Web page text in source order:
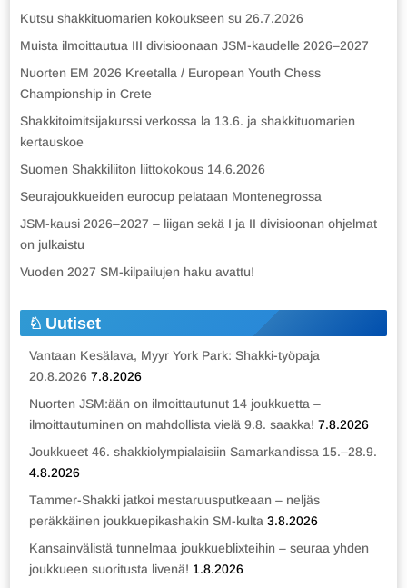
Kutsu shakkituomarien kokoukseen su 26.7.2026
Muista ilmoittautua III divisioonaan JSM-kaudelle 2026–2027
Nuorten EM 2026 Kreetalla / European Youth Chess
Championship in Crete
Shakkitoimitsijakurssi verkossa la 13.6. ja shakkituomarien
kertauskoe
Suomen Shakkiliiton liittokokous 14.6.2026
Seurajoukkueiden eurocup pelataan Montenegrossa
JSM-kausi 2026–2027 – liigan sekä I ja II divisioonan ohjelmat
on julkaistu
Vuoden 2027 SM-kilpailujen haku avattu!
Uutiset
Vantaan Kesälava, Myyr York Park: Shakki-työpaja
20.8.2026 7.8.2026
Nuorten JSM:ään on ilmoittautunut 14 joukkuetta –
ilmoittautuminen on mahdollista vielä 9.8. saakka! 7.8.2026
Joukkueet 46. shakkiolympialaisiin Samarkandissa 15.–28.9.
4.8.2026
Tammer-Shakki jatkoi mestaruusputkeaan – neljäs
peräkkäinen joukkuepikashakin SM-kulta 3.8.2026
Kansainvälistä tunnelmaa joukkueblixteihin – seuraa yhden
joukkueen suoritusta livenä! 1.8.2026